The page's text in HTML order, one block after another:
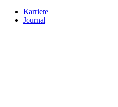
Karriere
Journal